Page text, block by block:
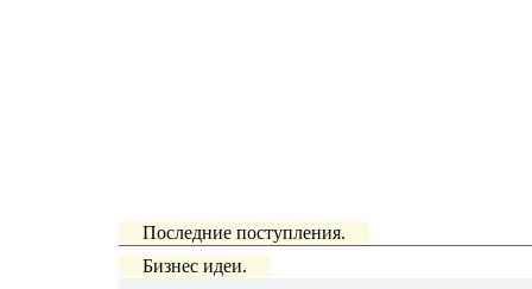
Последние поступления.
Бизнес идеи.